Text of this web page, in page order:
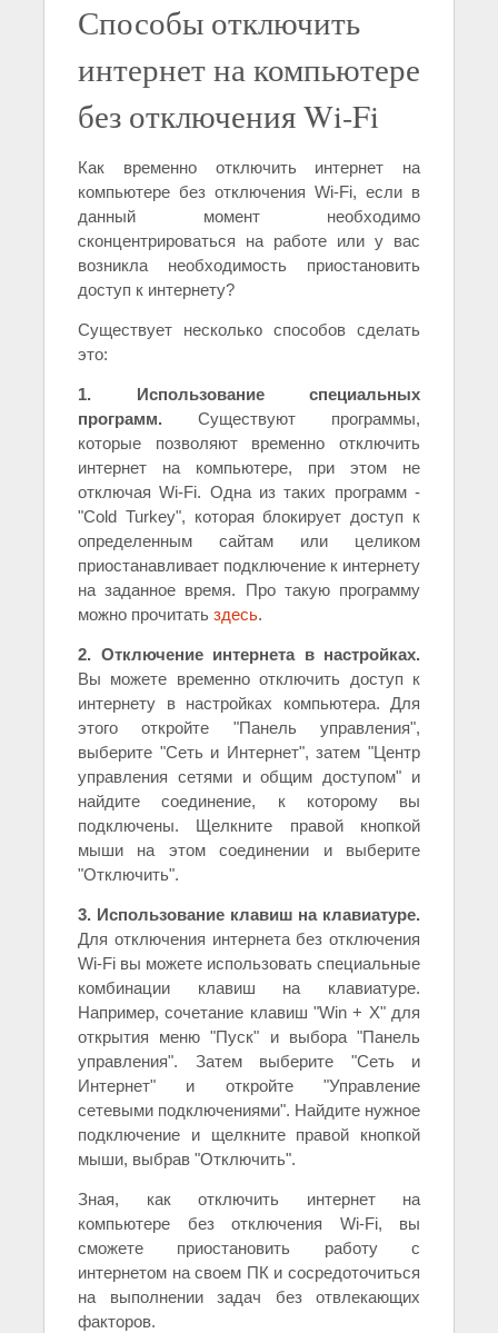
Способы отключить
интернет на компьютере
без отключения Wi-Fi
Как временно отключить интернет на
компьютере без отключения Wi-Fi, если в
данный момент необходимо
сконцентрироваться на работе или у вас
возникла необходимость приостановить
доступ к интернету?
Существует несколько способов сделать
это:
1. Использование специальных
программ. Существуют программы,
которые позволяют временно отключить
интернет на компьютере, при этом не
отключая Wi-Fi. Одна из таких программ -
"Cold Turkey", которая блокирует доступ к
определенным сайтам или целиком
приостанавливает подключение к интернету
на заданное время. Про такую программу
можно прочитать здесь.
2. Отключение интернета в настройках.
Вы можете временно отключить доступ к
интернету в настройках компьютера. Для
этого откройте "Панель управления",
выберите "Сеть и Интернет", затем "Центр
управления сетями и общим доступом" и
найдите соединение, к которому вы
подключены. Щелкните правой кнопкой
мыши на этом соединении и выберите
"Отключить".
3. Использование клавиш на клавиатуре.
Для отключения интернета без отключения
Wi-Fi вы можете использовать специальные
комбинации клавиш на клавиатуре.
Например, сочетание клавиш "Win + X" для
открытия меню "Пуск" и выбора "Панель
управления". Затем выберите "Сеть и
Интернет" и откройте "Управление
сетевыми подключениями". Найдите нужное
подключение и щелкните правой кнопкой
мыши, выбрав "Отключить".
Зная, как отключить интернет на
компьютере без отключения Wi-Fi, вы
сможете приостановить работу с
интернетом на своем ПК и сосредоточиться
на выполнении задач без отвлекающих
факторов.